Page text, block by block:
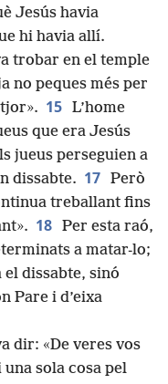
Jesús havia
hi havia allí.
trobar en el temple
no peques més per
15 L’home
que era Jesús
jueus perseguien a
dissabte. 17 Però
treballant fins
18 Per esta raó,
a matar-lo;
dissabte, sinó
Pare i d’eixa
dir: «De veres vos
sola cosa pel